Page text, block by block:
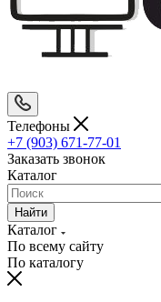
Телефоны
+7 (903) 671-77-01
Заказать звонок
Каталог
Найти
Каталог
По всему сайту
По каталогу